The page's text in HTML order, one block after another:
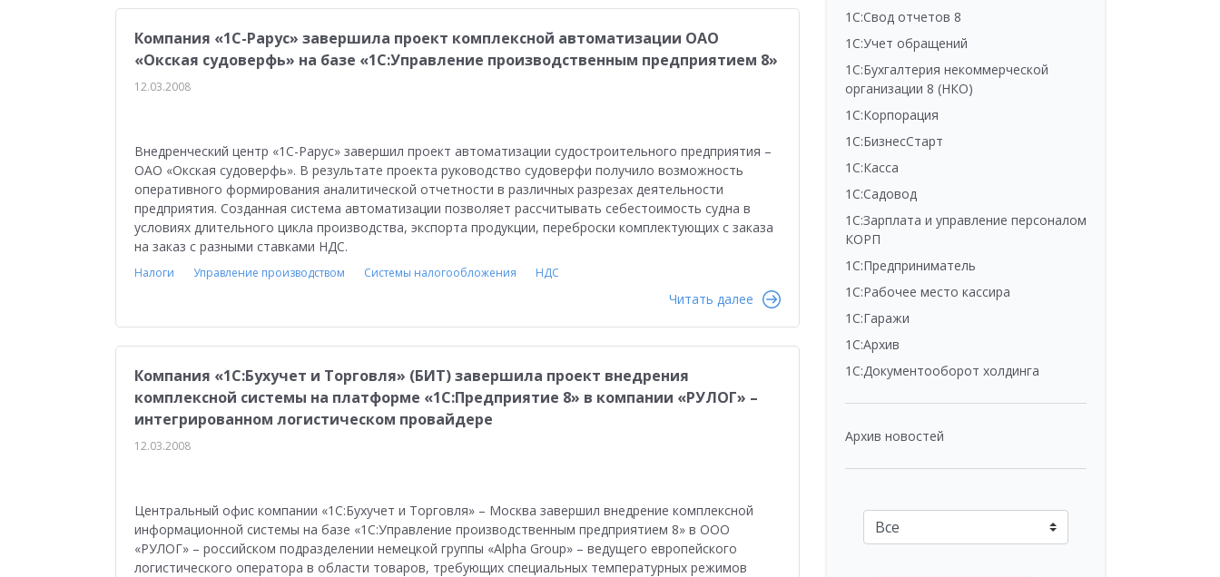
Медицина Бюджетные учреждения Управленческая отчетность Реальная автоматизация
1С:ERP Управление строительной организацией Форум пользователей ДО 2025
Компания «1С-Рарус» завершила проект комплексной автоматизации ОАО
«Окская судоверфь» на базе «1С:Управление производственным предприятием 8»
12.03.2008
Внедренческий центр «1С-Рарус» завершил проект автоматизации судостроительного предприятия –
ОАО «Окская судоверфь». В результате проекта руководство судоверфи получило возможность
оперативного формирования аналитической отчетности в различных разрезах деятельности
предприятия. Созданная система автоматизации позволяет рассчитывать себестоимость судна в
условиях длительного цикла производства, экспорта продукции, переброски комплектующих с заказа
на заказ с разными ставками НДС.
Налоги Управление производством Системы налогообложения НДС
Читать далее
Компания «1С:Бухучет и Торговля» (БИТ) завершила проект внедрения
комплексной системы на платформе «1С:Предприятие 8» в компании «РУЛОГ» –
интегрированном логистическом провайдере
12.03.2008
Центральный офис компании «1С:Бухучет и Торговля» – Москва завершил внедрение комплексной
информационной системы на базе «1С:Управление производственным предприятием 8» в ООО
«РУЛОГ» – российском подразделении немецкой группы «Alpha Group» – ведущего европейского
логистического оператора в области товаров, требующих специальных температурных режимов
1С:Свод отчетов 8
1С:Учет обращений
1С:Бухгалтерия некоммерческой
организации 8 (НКО)
1С:Корпорация
1С:БизнесСтарт
1С:Касса
1С:Садовод
1С:Зарплата и управление персоналом
КОРП
1С:Предприниматель
1С:Рабочее место кассира
1С:Гаражи
1С:Архив
1С:Документооборот холдинга
Архив новостей